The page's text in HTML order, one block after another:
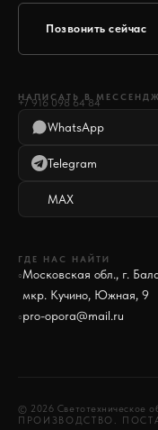
Позвонить сейчас
НАПИСАТЬ В
+7 916 098 64 84
WhatsApp
Telegram
MAX
ГДЕ НАС НАЙТИ
○ Московская обл., г.
мкр. Кучино, Южная, 9
○ pro-opora@mail.ru
© 2026 Светотехническое
ПРОИЗВОДСТВО.